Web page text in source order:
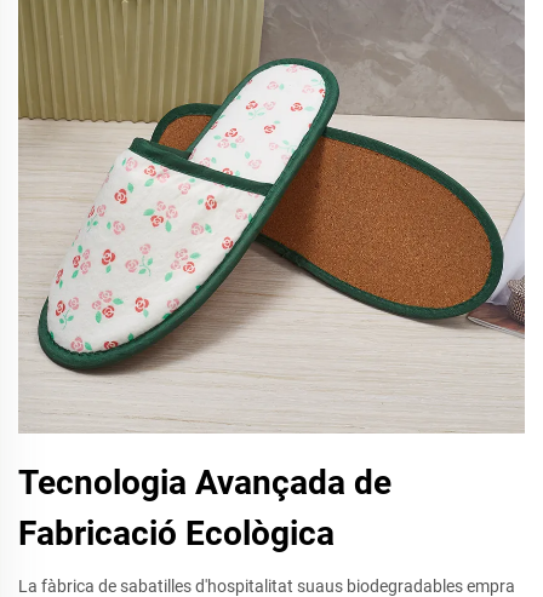
Tecnologia Avançada de
Fabricació Ecològica
La fàbrica de sabatilles d'hospitalitat suaus biodegradables empra